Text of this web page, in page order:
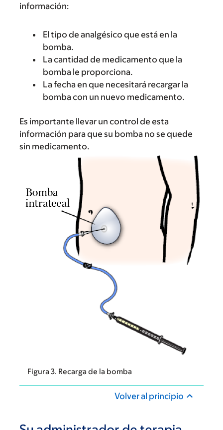
información:
El tipo de analgésico que está en la
bomba.
La cantidad de medicamento que la
bomba le proporciona.
La fecha en que necesitará recargar la
bomba con un nuevo medicamento.
Es importante llevar un control de esta
información para que su bomba no se quede
sin medicamento.
Figura 3. Recarga de la bomba
Volver al principio